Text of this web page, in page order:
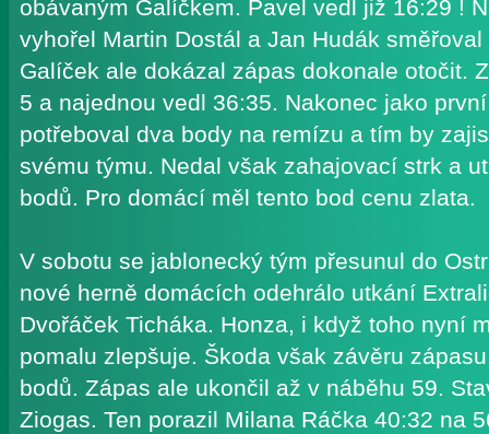
obávaným Galíčkem. Pavel vedl již 16:29 !
vyhořel Martin Dostál a Jan Hudák
Galíček ale dokázal zápas dokonale otočit.
5 a najednou vedl 36:35. Nakonec jako
potřeboval dva body na remízu a tím by
svému týmu. Nedal však zahajovací strk a
bodů. Pro domácí měl tento bod cenu zlata.
V sobotu se jablonecký tým přesunul do
nové herně domácích odehrálo utkání
Dvořáček Ticháka. Honza, i když toho nyní
pomalu zlepšuje. Škoda však závěru
bodů. Zápas ale ukončil až v náběhu 59.
Ziogas. Ten porazil Milana Ráčka 40:32 na